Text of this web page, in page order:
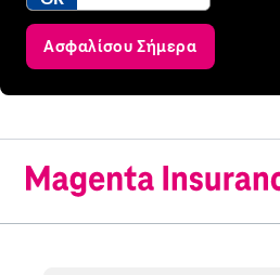
Ασφαλίσου Σήμερα